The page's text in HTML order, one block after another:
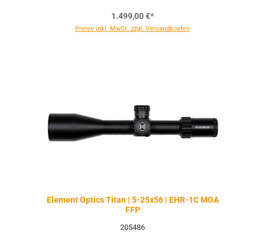
1.499,00 €*
Preise inkl. MwSt. zzgl. Versandkosten
Element Optics Titan | 5-25x56 | EHR-1C MOA
FFP
205486